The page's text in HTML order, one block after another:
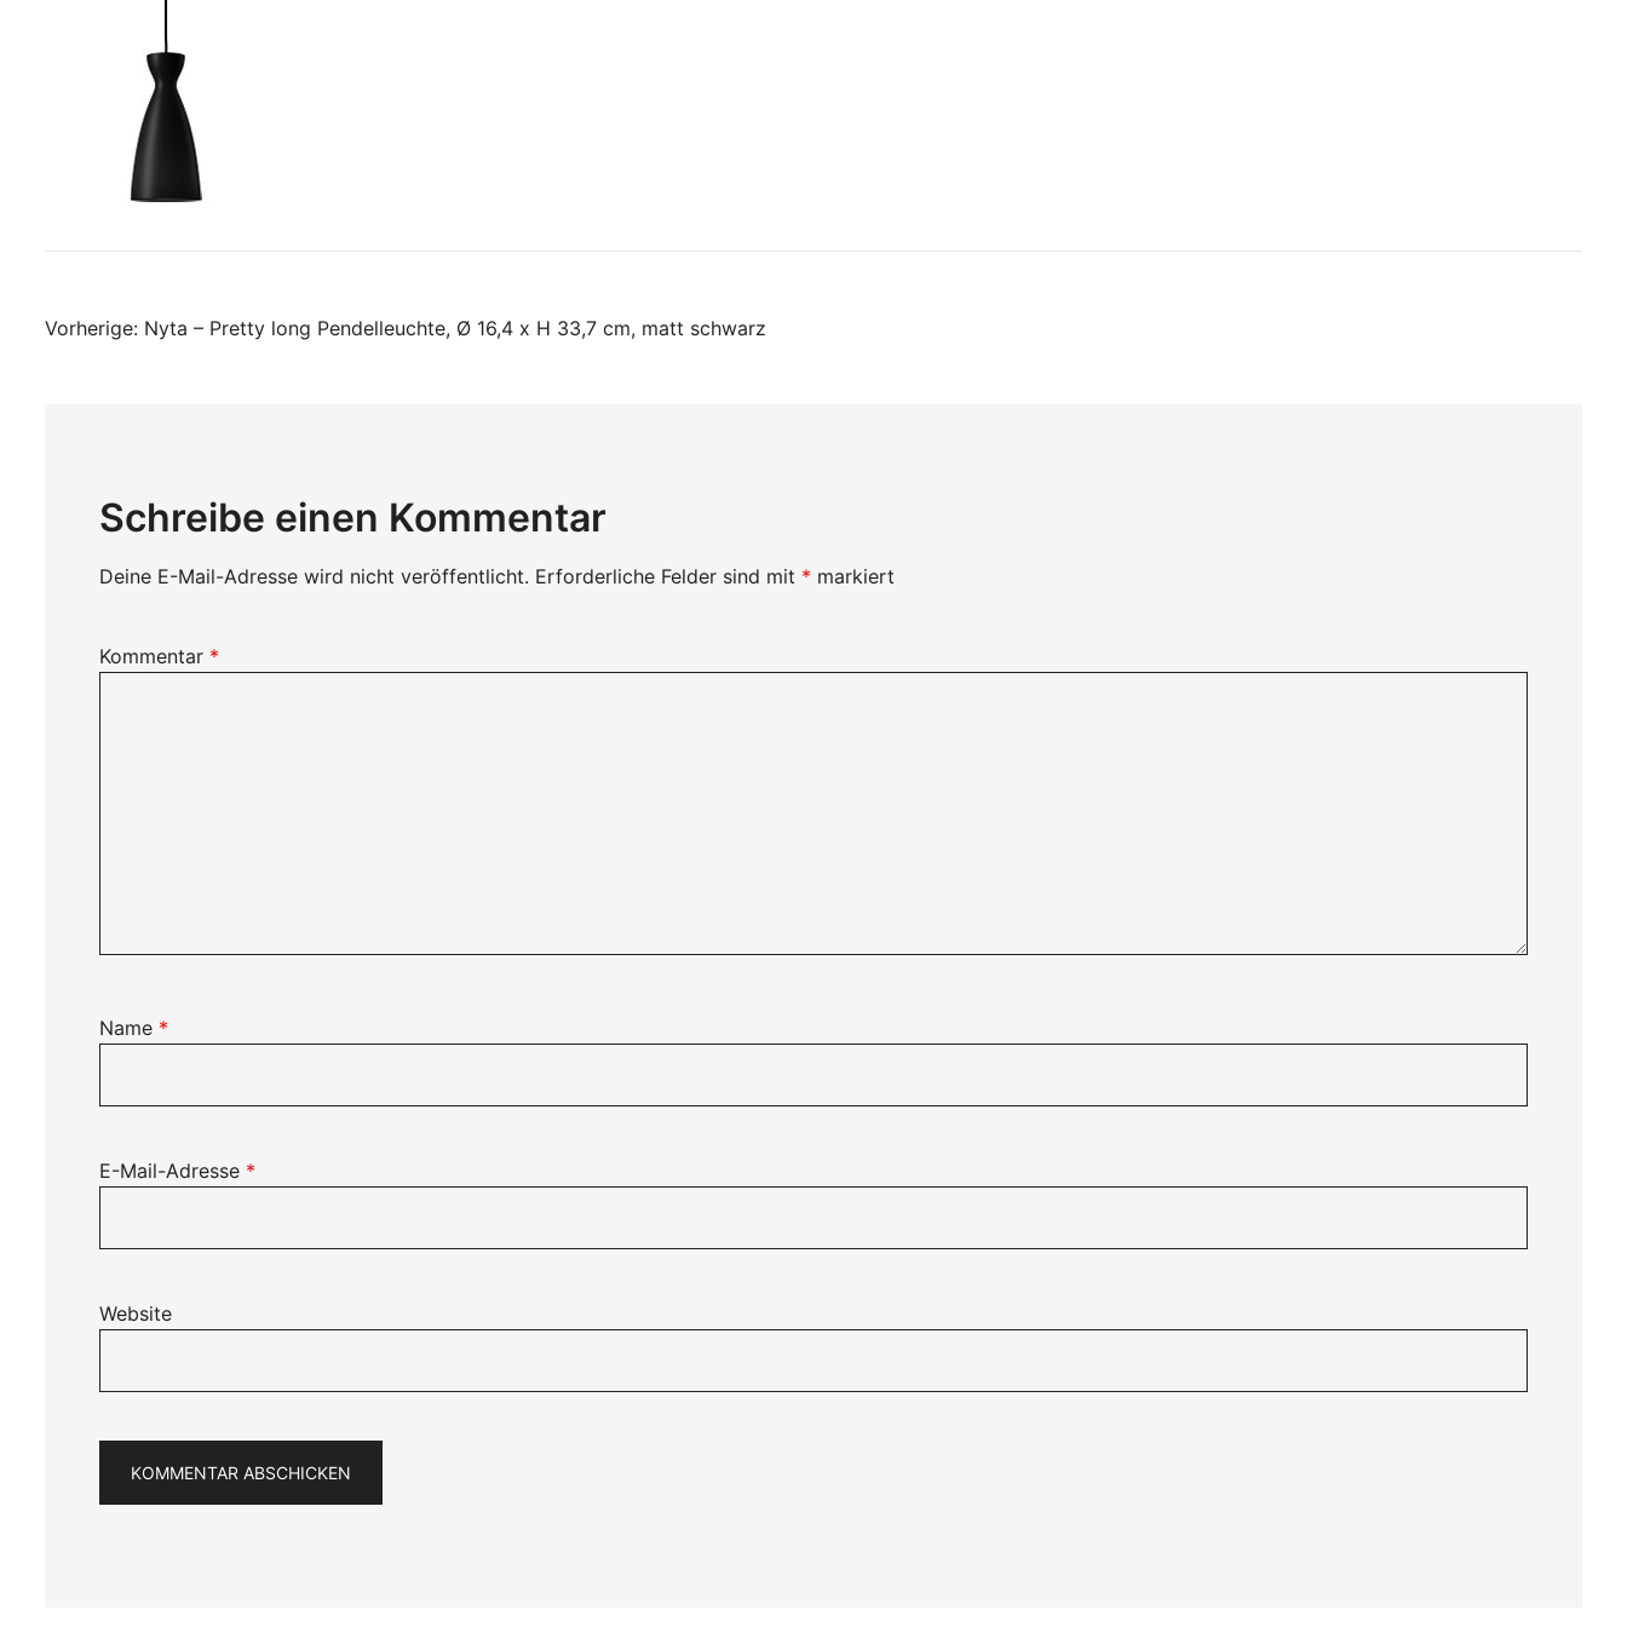
Beitragsnavigation
Vorherige: Nyta – Pretty long Pendelleuchte, Ø 16,4 x H 33,7 cm, matt schwarz
Schreibe einen Kommentar
Deine E-Mail-Adresse wird nicht veröffentlicht. Erforderliche Felder sind mit * markiert
Kommentar *
Name *
E-Mail-Adresse *
Website